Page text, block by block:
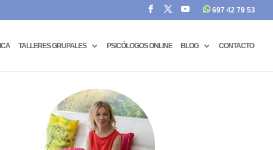
697 42 79 53
TALLERES GRUPALES PSICÓLOGOS ONLINE BLOG CONTACTO